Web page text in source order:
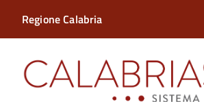
Regione Calabria